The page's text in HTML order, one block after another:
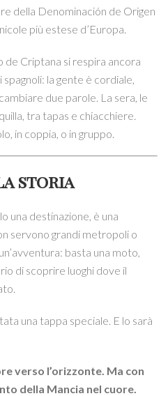
della Denominación de Origen
più estese d’Europa.
de Criptana si respira ancora
la gente è cordiale,
due parole. La sera, le
tra tapas e chiacchiere.
in coppia, o in gruppo.
storia
una destinazione, è una
servono grandi metropoli o
basta una moto,
di scoprire luoghi dove il
una tappa speciale. E lo sarà
verso l’orizzonte. Ma con
della Mancia nel cuore.